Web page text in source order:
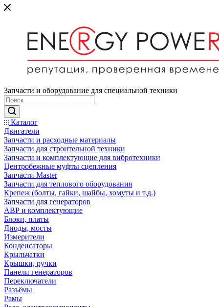
Запчасти и оборудование для специальной техники
Каталог
Двигатели
Запчасти и расходные материалы
Запчасти для строительной техники
Запчасти и комплектующие для вибротехники
Центробежные муфты сцепления
Запчасти Master
Запчасти для теплового оборудования
Крепеж (болты, гайки, шайбы, хомуты и т.д.)
Запчасти для генераторов
АВР и комплектующие
Блоки, платы
Диоды, мосты
Измерители
Конденсаторы
Крыльчатки
Крышки, ручки
Панели генераторов
Переключатели
Разъёмы
Рамы